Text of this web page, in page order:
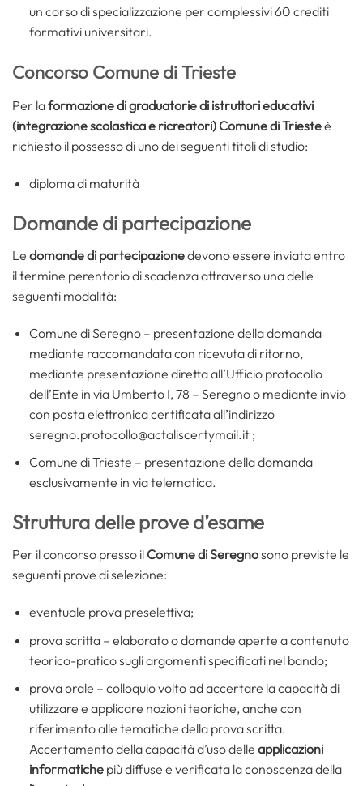
un corso di specializzazione per complessivi 60 crediti
formativi universitari.
Concorso Comune di Trieste
Per laformazione di graduatorie di istruttori educativi
(integrazione scolastica e ricreatori) Comune di Triesteè
richiesto il possesso di uno dei seguenti titoli di studio:
diploma di maturità
Domande di partecipazione
Le domande di partecipazionedevono essere inviata entro
il termine perentorio di scadenza attraverso una delle
seguenti modalità:
Comune di Seregno – presentazione della domanda
mediante raccomandata con ricevuta di ritorno,
mediante presentazione diretta all’Ufficio protocollo
dell’Ente in via Umberto I, 78 – Seregno o mediante invio
con posta elettronica certificata all’indirizzo
seregno.protocollo@actaliscertymail.it ;
Comune di Trieste – presentazione della domanda
esclusivamente in via telematica.
Struttura delle prove d’esame
Per il concorso presso il Comune di Seregnosono previste le
seguenti prove di selezione:
eventuale prova preselettiva;
prova scritta – elaborato o domande aperte a contenuto
teorico-pratico sugli argomenti specificati nel bando;
prova orale – colloquio volto ad accertare la capacità di
utilizzare e applicare nozioni teoriche, anche con
riferimento alle tematiche della prova scritta.
Accertamento della capacità d’uso delle applicazioni
informatichepiù diffuse e verificata la conoscenza della